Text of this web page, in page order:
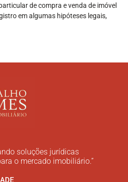
de compra e venda de imóvel
em algumas hipóteses legais,
soluções jurídicas
o mercado imobiliário.”